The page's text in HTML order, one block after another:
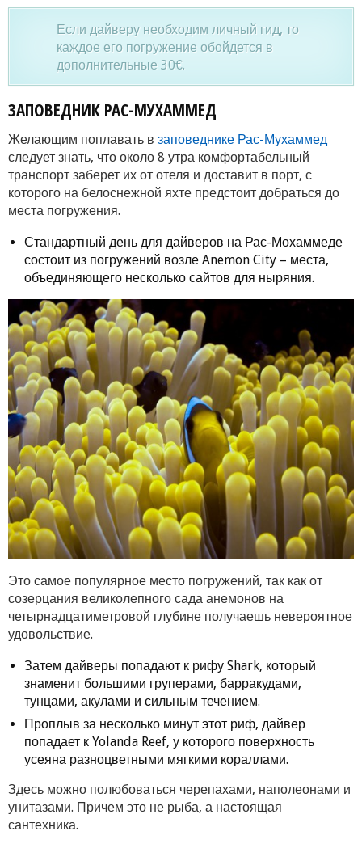
Если дайверу необходим личный гид, то
каждое его погружение обойдется в
дополнительные 30€.
ЗАПОВЕДНИК РАС-МУХАММЕД
Желающим поплавать в заповеднике Рас-Мухаммед
следует знать, что около 8 утра комфортабельный
транспорт заберет их от отеля и доставит в порт, с
которого на белоснежной яхте предстоит добраться до
места погружения.
Стандартный день для дайверов на Рас-Мохаммеде
состоит из погружений возле Anemon City – места,
объединяющего несколько сайтов для ныряния.
Это самое популярное место погружений, так как от
созерцания великолепного сада анемонов на
четырнадцатиметровой глубине получаешь невероятное
удовольствие.
Затем дайверы попадают к рифу Shark, который
знаменит большими груперами, барракудами,
тунцами, акулами и сильным течением.
Проплыв за несколько минут этот риф, дайвер
попадает к Yolanda Reef, у которого поверхность
усеяна разноцветными мягкими кораллами.
Здесь можно полюбоваться черепахами, наполеонами и
унитазами. Причем это не рыба, а настоящая
сантехника.